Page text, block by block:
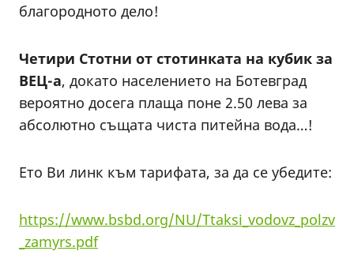
благородното дело!
Четири Стотни от стотинката на кубик за
ВЕЦ-а, докато населението на Ботевград
вероятно досега плаща поне 2.50 лева за
абсолютно същата чиста питейна вода…!
Ето Ви линк към тарифата, за да се убедите:
https://www.bsbd.org/NU/Ttaksi_vodovz_polzv
_zamyrs.pdf